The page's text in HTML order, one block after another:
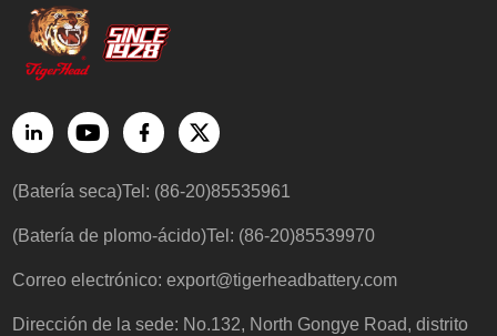
(Batería seca)Tel: (86-20)85535961
(Batería de plomo-ácido)Tel: (86-20)85539970
Correo electrónico:export@tigerheadbattery.com
Dirección de la sede: No.132, North Gongye Road, distrito